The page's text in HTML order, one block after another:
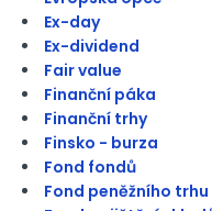
Ex-day
Ex-dividend
Fair value
Finanční páka
Finanční trhy
Finsko - burza
Fond fondů
Fond peněžního trhu